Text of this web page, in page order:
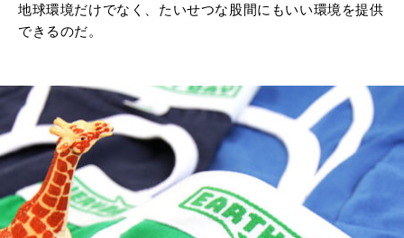
地球環境だけでなく、たいせつな股間にもいい環境を提供
できるのだ。